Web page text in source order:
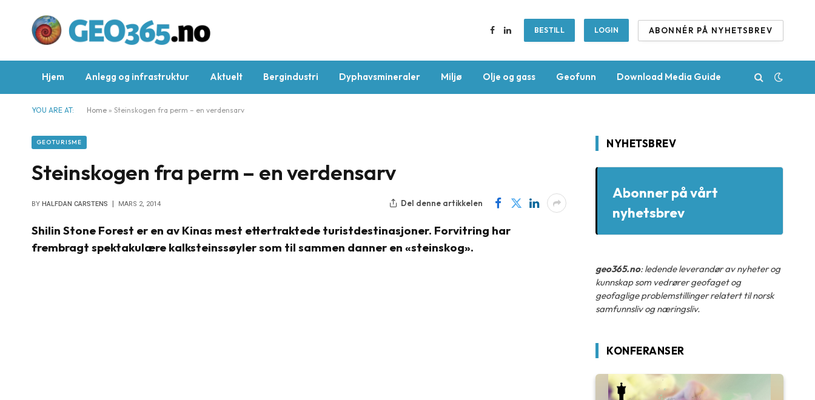
Facebook
LinkedInBESTILL LOGIN ABONNÉR PÅ NYHETSBREV
Hjem Anlegg og infrastruktur Aktuelt Bergindustri Dyphavsmineraler Miljø Olje og gass Geofunn Download Media Guide
YOU ARE AT: Home » Steinskogen fra perm – en verdensarv
GEOTURISME
Steinskogen fra perm – en verdensarv
BY HALFDAN CARSTENS MARS 2, 2014 Del denne artikkelen
Shilin Stone Forest er en av Kinas mest ettertraktede turistdestinasjoner. Forvitring har
frembragt spektakulære kalksteinssøyler som til sammen danner en «steinskog».
NYHETSBREV
Abonner på vårt
nyhetsbrev
geo365.no: ledende leverandør av nyheter og
kunnskap som vedrører geofaget og
geofaglige problemstillinger relatert til norsk
samfunnsliv og næringsliv.
KONFERANSER